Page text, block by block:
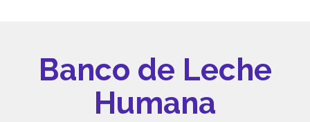
Banco de Leche
Humana